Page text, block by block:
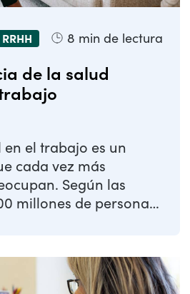
8 min de lectura
de la salud
el trabajo es un
cada vez más
Según las
millones de personas